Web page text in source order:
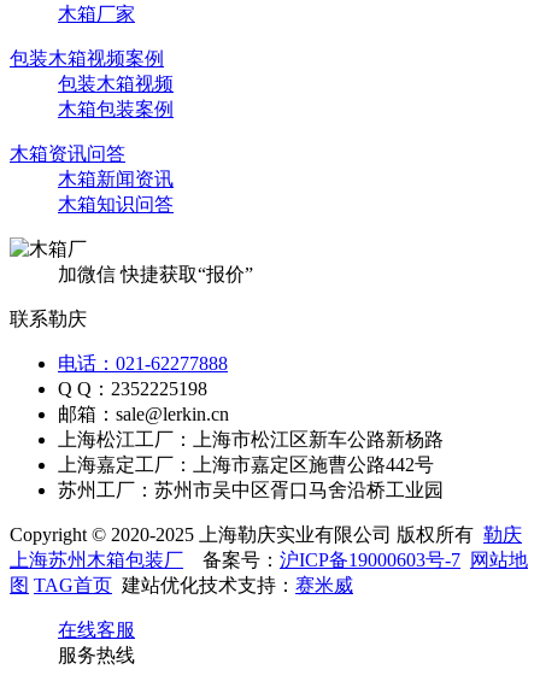
木箱厂家
包装木箱视频案例
包装木箱视频
木箱包装案例
木箱资讯问答
木箱新闻资讯
木箱知识问答
加微信 快捷获取“报价”
联系勒庆
电话：021-62277888
Q Q：2352225198
邮箱：sale@lerkin.cn
上海松江工厂：上海市松江区新车公路新杨路
上海嘉定工厂：上海市嘉定区施曹公路442号
苏州工厂：苏州市吴中区胥口马舍沿桥工业园
Copyright © 2020-2025 上海勒庆实业有限公司 版权所有 勒庆
上海苏州木箱包装厂 备案号： 沪ICP备19000603号-7 网站地
图 TAG首页 建站优化技术支持： 赛米威
在线客服
服务热线